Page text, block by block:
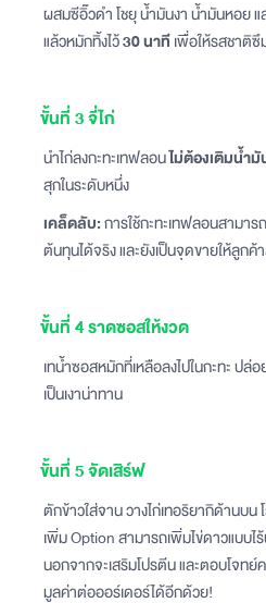
ผสมซีอิ๊วดำ โชยุ น้ำมันงา น้ำมันหอย แ
แล้วหมักทิ้งไว้30 นาทีเพื่อให้รสชาติซึ
ขั้นที่ 3 จี่ไก่
นำไก่ลงกะทะเทฟลอนไม่ต้องเติมน้ำ
สุกในระดับหนึ่ง
เคล็ดลับ:การใช้กะทะเทฟลอนสามา
ต้นทุนได้จริง และยังเป็นจุดขายให้ลูก
ขั้นที่ 4 ราดซอสให้งวด
เทน้ำซอสหมักที่เหลือลงไปในกะทะ ปล่
เป็นเงาน่าทาน
ขั้นที่ 5 จัดเสิร์ฟ
ตักข้าวใส่จาน วางไก่เทอริยากิด้านบน
เพิ่ม Option สามารถเพิ่มไข่ดาวแบบไ
นอกจากจะเสริมโปรตีน และตอบโจท
มูลค่าต่อออร์เดอร์ได้อีกด้วย!